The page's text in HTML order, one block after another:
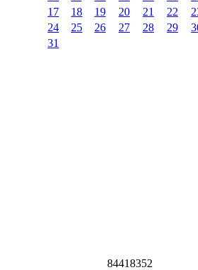
17
18 19 20 21 22
24
25 26 27 28 29
31
84418352